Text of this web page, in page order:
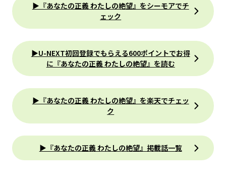
▶『あなたの正義 わたしの絶望』をシーモアでチ
ェック
▶U-NEXT初回登録でもらえる600ポイントでお得
に『あなたの正義 わたしの絶望』を読む
▶『あなたの正義 わたしの絶望』を楽天でチェッ
ク
▶『あなたの正義 わたしの絶望』掲載話一覧